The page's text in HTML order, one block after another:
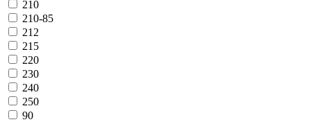
210
210-85
212
215
220
230
240
250
90